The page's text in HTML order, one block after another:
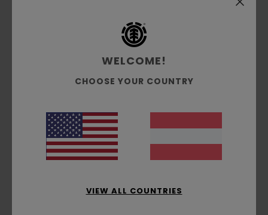
5/5
7. Juni 2026
Verifizierter Kauf
Ich liebe das Zeichnen
Original anzeigen - Italiano
Ich empfehle dieses Produkt
WELCOME!
CHOOSE YOUR COUNTRY
VIEW ALL COUNTRIES